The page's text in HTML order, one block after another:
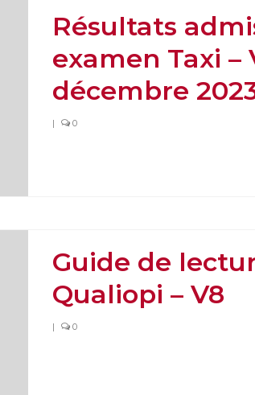
Résultats
examen Taxi –
décembre
| 0
Guide de
Qualiopi – V8
| 0